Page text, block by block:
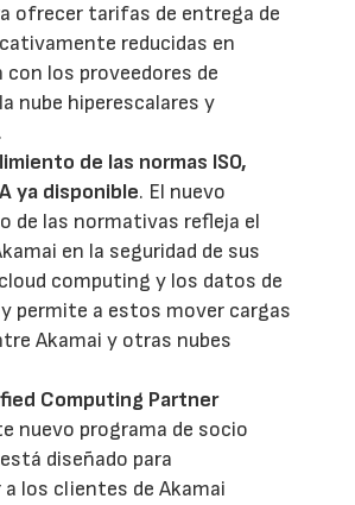
ofrecer tarifas de entrega de
reducidas en
con los proveedores de
nube hiperescalares y
de las normas ISO,
ya disponible. El nuevo
de las normativas refleja el
en la seguridad de sus
computing y los datos de
permite a estos mover cargas
Akamai y otras nubes
Computing Partner
nuevo programa de socio
diseñado para
los clientes de Akamai